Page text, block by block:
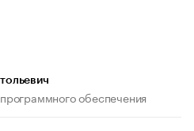
обеспечения